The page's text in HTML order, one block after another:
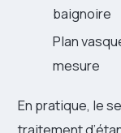
baignoire
Plan
mesure
En pratique, le